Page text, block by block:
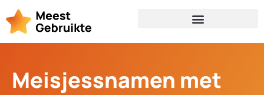
Meisjessnamen met